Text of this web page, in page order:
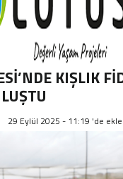
KIŞLIK
29 Eylül 2025 - 11:19 'de